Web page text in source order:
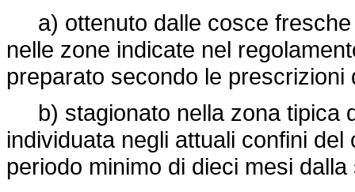
a) ottenuto dalle cosce fresche
nelle zone indicate nel
preparato secondo le prescrizioni
b) stagionato nella zona tipica
individuata negli attuali confini
periodo minimo di dieci mesi dalla